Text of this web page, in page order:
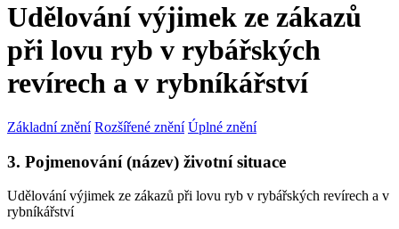
Udělování výjimek ze zákazů
při lovu ryb v rybářských
revírech a v rybníkářství
Základní znění Rozšířené znění Úplné znění
3. Pojmenování (název) životní situace
Udělování výjimek ze zákazů při lovu ryb v rybářských revírech a v
rybníkářství